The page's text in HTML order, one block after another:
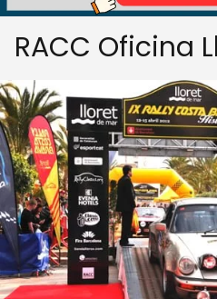
RACC Oficina